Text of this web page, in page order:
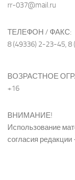
rr-037@mail.ru
ТЕЛЕФОН / ФАКС:
8 (49336) 2-23-45,
ВОЗРАСТНОЕ
+16
ВНИМАНИЕ!
Использование
согласия